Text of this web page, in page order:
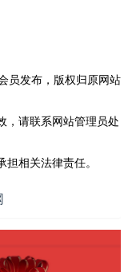
员发布，版权归原网站
，请联系网站管理员处
相关法律责任。